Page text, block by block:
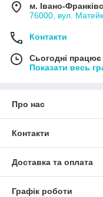
м. Івано-
76000, вул.
Контакти
Сьогодні
Показати весь
Про нас
Контакти
Доставка та оплата
Графік роботи